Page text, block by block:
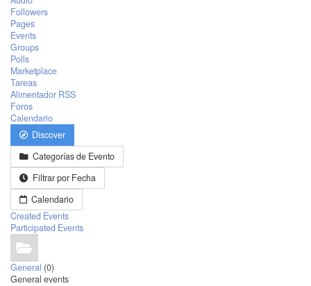
Followers
Pages
Events
Groups
Polls
Marketplace
Tareas
Alimentador RSS
Foros
Calendario
Discover
Categorías de Evento
Filtrar por Fecha
Calendario
Created Events
Participated Events
General (0)
General events